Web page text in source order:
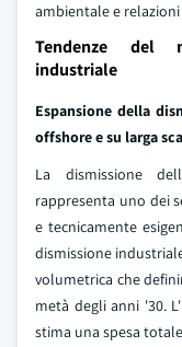
ambientale e
Tendenze del
industriale
Espansione della
offshore e su larga
La dismissione
rappresenta uno dei
e tecnicamente
dismissione
volumetrica che
metà degli anni '30.
stima una spesa